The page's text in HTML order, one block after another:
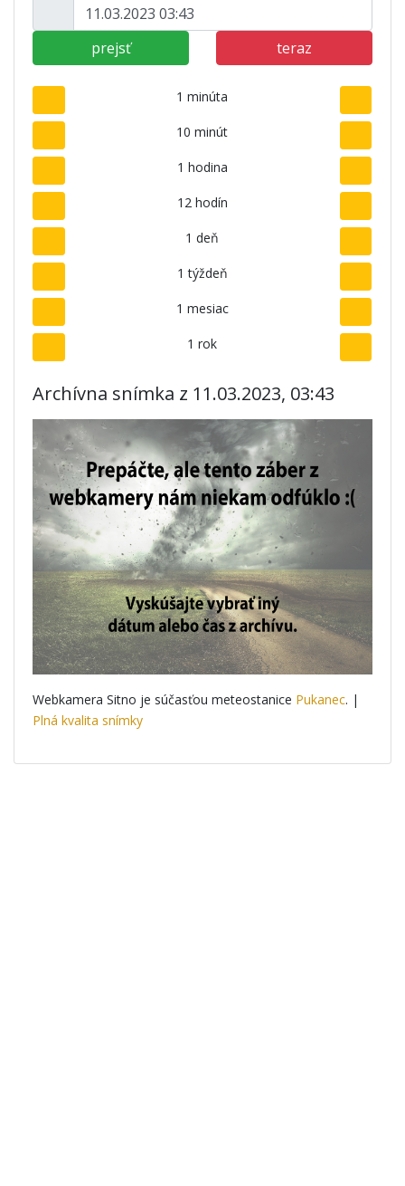
prejsť teraz
1 minúta
10 minút
1 hodina
12 hodín
1 deň
1 týždeň
1 mesiac
1 rok
Archívna snímka z 11.03.2023, 03:43
Webkamera Sitno je súčasťou meteostanice Pukanec. |
Plná kvalita snímky